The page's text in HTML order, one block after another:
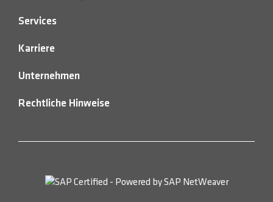
Services
Karriere
Unternehmen
Rechtliche Hinweise